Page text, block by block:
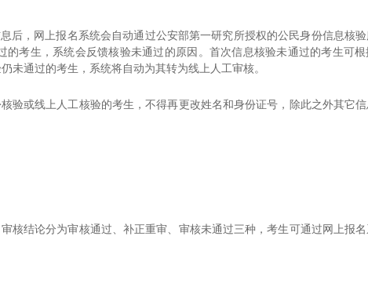
后，网上报名系统会自动通过公安部第一研究所授权的公民身份信息核
考生，系统会反馈核验未通过的原因。首次信息核验未通过的考生可
未通过的考生，系统将自动为其转为线上人工审核。
验或线上人工核验的考生，不得再更改姓名和身份证号，除此之外其它
核结论分为审核通过、补正重审、审核未通过三种，考生可通过网上报